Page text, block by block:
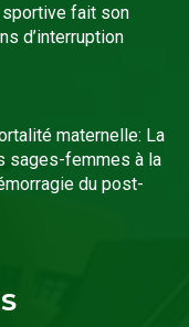
sportive fait son
d’interruption
maternelle: La
sages-femmes à la
du post-